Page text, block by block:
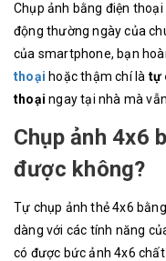
Chụp ảnh bằng điện
động thường ngày của
của smartphone, bạn
thoại hoặc thậm chí là tự
thoại ngay tại nhà mà
Chụp ảnh 4x6
được không?
Tự chụp ảnh thẻ 4x6
dàng với các tính năng
có được bức ảnh 4x6